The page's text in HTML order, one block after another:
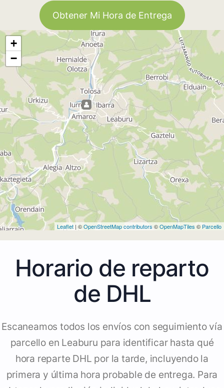
Obtener Mi Hora de Entrega
+
−
Leaflet | ©OpenStreetMap contributors ©OpenMapTiles © Parcello
Horario de reparto
de DHL
Escaneamos todos los envíos con seguimiento vía
parcello en Leaburu para identificar hasta qué
hora reparte DHL por la tarde, incluyendo la
primera y última hora probable de entrega. Para